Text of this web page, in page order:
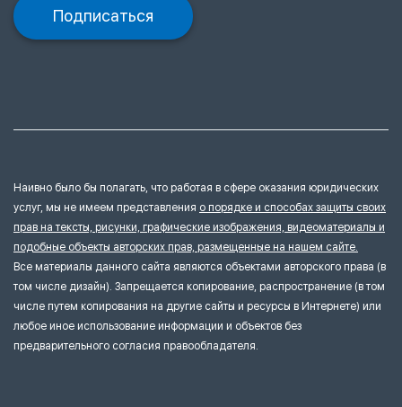
Подписаться
Наивно было бы полагать, что работая в сфере оказания юридических
услуг, мы не имеем представления о порядке и способах защиты своих
прав на тексты, рисунки, графические изображения, видеоматериалы и
подобные объекты авторских прав, размещенные на нашем сайте.
Все материалы данного сайта являются объектами авторского права (в
том числе дизайн). Запрещается копирование, распространение (в том
числе путем копирования на другие сайты и ресурсы в Интернете) или
любое иное использование информации и объектов без
предварительного согласия правообладателя.